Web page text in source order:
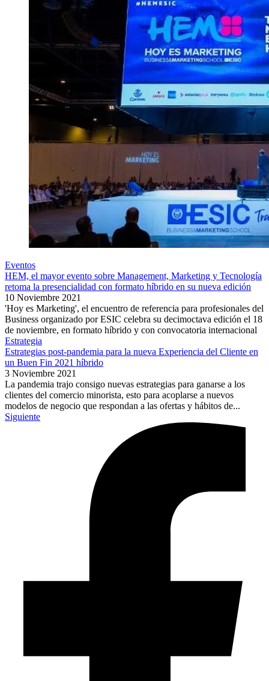
Eventos
HEM, el mayor evento sobre Management, Marketing y Tecnología
retoma la presencialidad con formato híbrido en su nueva edición
10 Noviembre 2021
'Hoy es Marketing', el encuentro de referencia para profesionales del
Business organizado por ESIC celebra su decimoctava edición el 18
de noviembre, en formato híbrido y con convocatoria internacional
Estrategia
Estrategias post-pandemia para la nueva Experiencia del Cliente en
un Buen Fin 2021 híbrido
3 Noviembre 2021
La pandemia trajo consigo nuevas estrategias para ganarse a los
clientes del comercio minorista, esto para acoplarse a nuevos
modelos de negocio que respondan a las ofertas y hábitos de...
Siguiente